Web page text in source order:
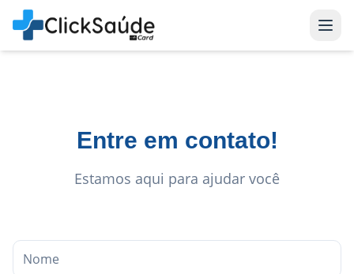
Entre em contato!
Estamos aqui para ajudar você